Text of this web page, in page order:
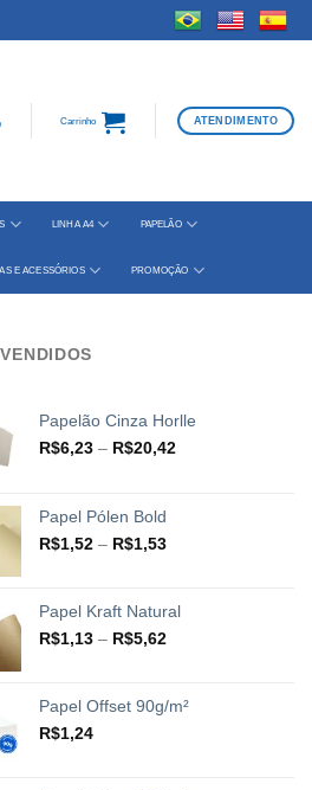
Carrinho ATENDIMENTO
LINHA A4 PAPELÃO
E ACESSÓRIOS PROMOÇÃO
Papelão Cinza Horlle
R$6,23 – R$20,42
Papel Pólen Bold
R$1,52 – R$1,53Faixa
R$1,52
R$1,53
Papel Kraft Natural
R$1,13 – R$5,62
R$1,13
Papel Offset 90g/m²
R$1,24